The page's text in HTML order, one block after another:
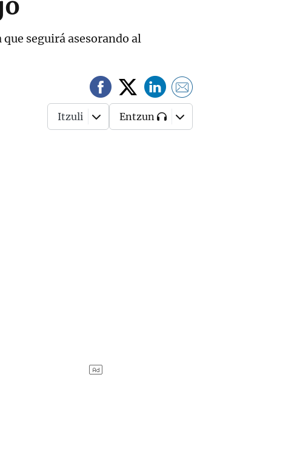
seguirá asesorando al
Itzuli Entzun